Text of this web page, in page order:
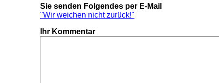
Sie senden Folgendes per E-Mail
"Wir weichen nicht zurück!"
Ihr Kommentar